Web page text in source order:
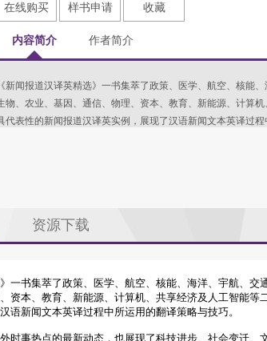
在线购买 样书申请 收藏
内容简介 作者简介
《新闻报道汉译英精选》一书集萃了政策、医学、航空、核能
物、农业、基因、通信、物理、资本、教育、新能源、计算
代表性的新闻报道汉译英实例，展现了汉语新闻文本英译过
资源下载
》一书集萃了政策、医学、航空、核能、海洋、宇航、
资本、教育、新能源、计算机、共享经济及人工智能等
语新闻文本英译过程中所运用的翻译策略与技巧。
时事热点的最新动态，也展现了科技进步、社会变迁、